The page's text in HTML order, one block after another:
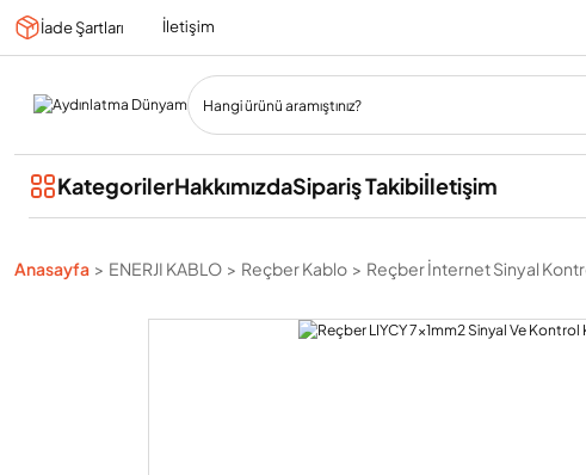
İade Şartları İletişim
KategorilerHakkımızdaSipariş Takibiİletişim
Anasayfa ENERJI KABLO Reçber Kablo Reçber İnternet Sinyal